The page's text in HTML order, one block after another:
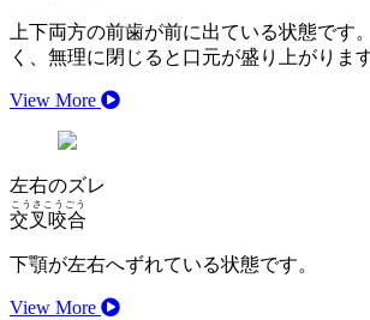
上下両方の前歯が前に出ている状態です
く、無理に閉じると口元が盛り上がります
View More
左右のズレ
交叉咬合
こうさこうごう
下顎が左右へずれている状態です。
View More